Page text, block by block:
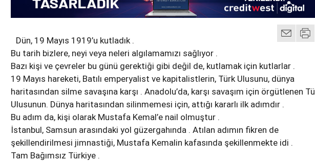
Dün, 19 Mayıs 1919’u kutladık .
Bu tarih bizlere, neyi veya neleri algılamamızı sağlıyor .
Bazı kişi ve çevreler bu günü gerektiği gibi değil de, kutlamak için kutlarlar .
19 Mayıs hareketi, Batılı emperyalist ve kapitalistlerin, Türk Ulusunu, dünya
haritasından silme savaşına karşı . Anadolu’da, karşı savaşım için örgütlenen
Ulusunun. Dünya haritasından silinmemesi için, attığı kararlı ilk adımdır .
Bu adım da, kişi olarak Mustafa Kemal’e nail olmuştur .
İstanbul, Samsun arasındaki yol güzergahında . Atılan adımın fikren de
şekillendirilmesi jimnastiği, Mustafa Kemalin kafasında şekillenmekte idi .
Tam Bağımsız Türkiye .